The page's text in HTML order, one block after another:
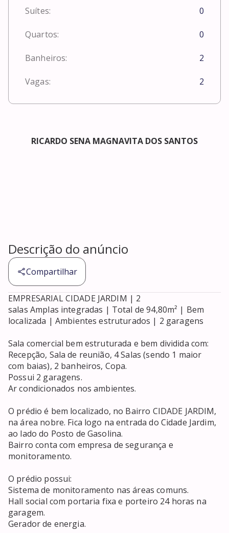
Suítes: 0
Quartos: 0
Banheiros: 2
Vagas: 2
RICARDO SENA MAGNAVITA DOS SANTOS
Descrição do anúncio
Compartilhar
EMPRESARIAL CIDADE JARDIM | 2
salas Amplas integradas | Total de 94,80m² | Bem
localizada | Ambientes estruturados | 2 garagens
Sala comercial bem estruturada e bem dividida com:
Recepção, Sala de reunião, 4 Salas (sendo 1 maior
com baias), 2 banheiros, Copa.
Possui 2 garagens.
Ar condicionados nos ambientes.
O prédio é bem localizado, no Bairro CIDADE JARDIM,
na área nobre. Fica logo na entrada do Cidade Jardim,
ao lado do Posto de Gasolina.
Bairro conta com empresa de segurança e
monitoramento.
O prédio possui:
Sistema de monitoramento nas áreas comuns.
Hall social com portaria fixa e porteiro 24 horas na
garagem.
Gerador de energia.